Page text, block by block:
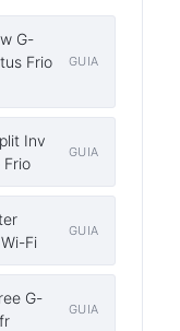
G-
Frio
GUIA
Inv
GUIA
Fi
GUIA
G-
GUIA